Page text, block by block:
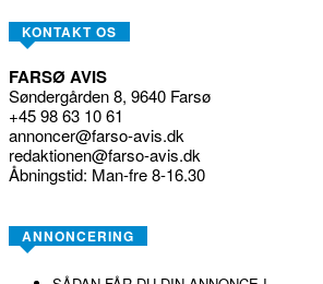
KONTAKT OS
FARSØ AVIS
Søndergården 8, 9640 Farsø
+45 98 63 10 61
annoncer@farso-avis.dk
redaktionen@farso-avis.dk
Åbningstid: Man-fre 8-16.30
ANNONCERING